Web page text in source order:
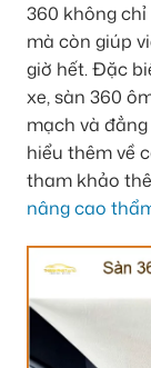
360 không
mà còn giúp
giờ hết. Đặc
xe, sàn 360
mạch và
hiểu thêm về
tham khảo
nâng cao